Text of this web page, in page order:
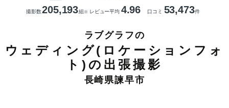
撮影数205,193組 ※ レビュー平均 4.96 口コミ 53,473件
ラブグラフの
ウェディング(ロケーションフォ
ト)の出張撮影
長崎県諫早市